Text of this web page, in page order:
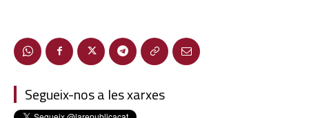
Segueix-nos a les xarxes